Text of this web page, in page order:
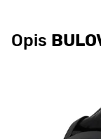
Opis